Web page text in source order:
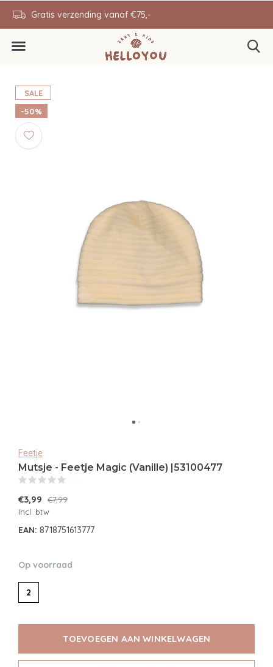
Gratis verzending vanaf €75,-
SALE
-50%
Feetje
Mutsje - Feetje Magic (Vanille) |53100477
€3,99
€7,99
Incl. btw
EAN: 8718751613777
Op voorraad
2
TOEVOEGEN AAN WINKELWAGEN